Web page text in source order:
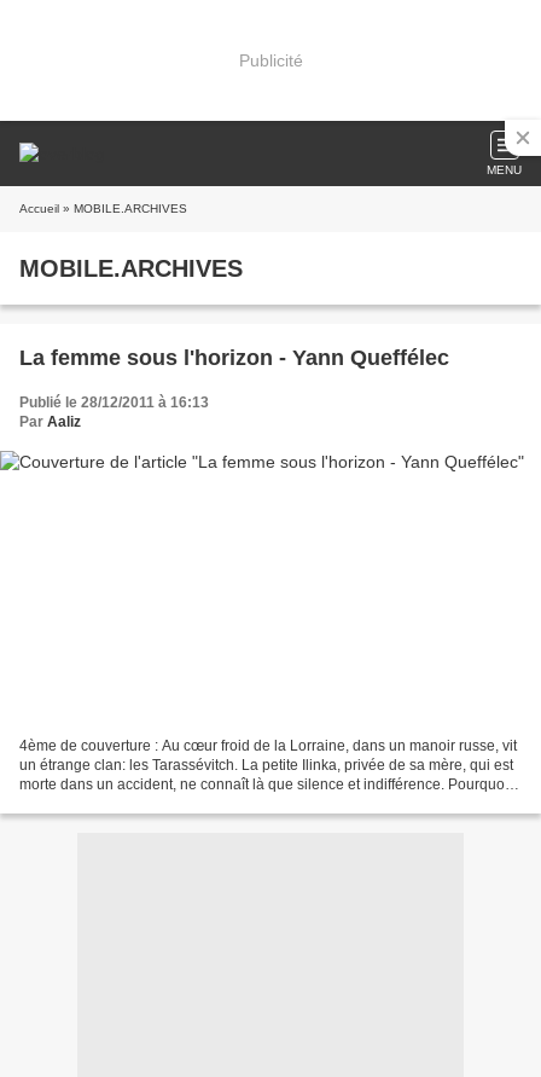
Publicité
MENU
Accueil » MOBILE.ARCHIVES
MOBILE.ARCHIVES
La femme sous l'horizon - Yann Queffélec
Publié le 28/12/2011 à 16:13
Par Aaliz
4ème de couverture : Au cœur froid de la Lorraine, dans un manoir russe, vit
un étrange clan: les Tarassévitch. La petite Ilinka, privée de sa mère, qui est
morte dans un accident, ne connaît là que silence et indifférence. Pourquoi